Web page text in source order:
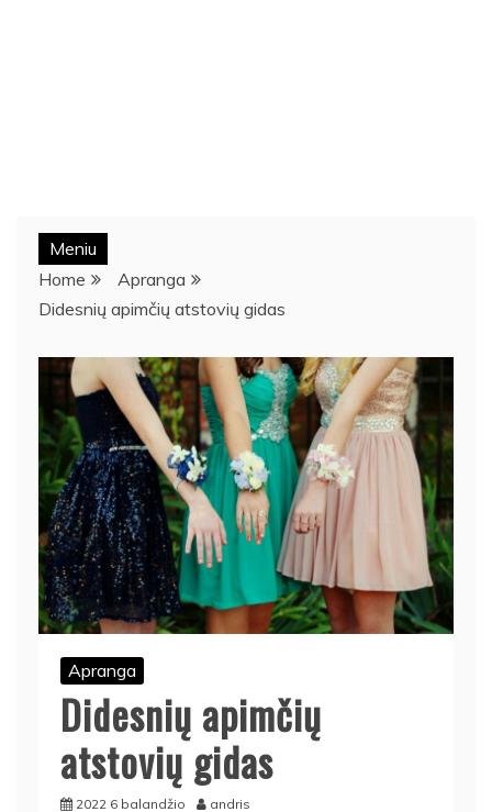
Meniu
Home
Apranga
Didesnių apimčių atstovių gidas
Apranga
Didesnių apimčių
atstovių gidas
2022 6 balandžio andris